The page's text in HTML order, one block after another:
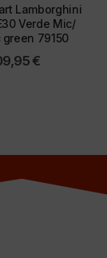
Lamborghini
Verde Mic/
79150
€
ob Sie "nur
finden Sie
zu